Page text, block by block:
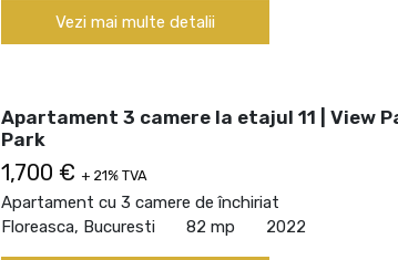
Vezi mai multe detalii
Apartament 3 camere la etajul 11 | View
Park
1,700 € + 21% TVA
Apartament cu 3 camere de închiriat
Floreasca, Bucuresti
82 mp 2022